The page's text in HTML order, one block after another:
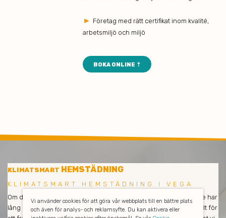
► Företag med rätt certifikat inom kvalité,
arbetsmiljö och miljö
BOKA ONLINE ⇡
KLIMATSMART HEMSTÄDNING
KLIMATSMART HEMSTÄDNING I VEGA
Om du är nöjd så är vi också nöjda! Våra medarbetare och städare har
lång erfarenhet och städar enbart med miljövänliga produkter. Allt för
Vi använder cookies för att göra vår webbplats till en bättre plats
och även för analys- och reklamsyfte. Du kan aktivera eller